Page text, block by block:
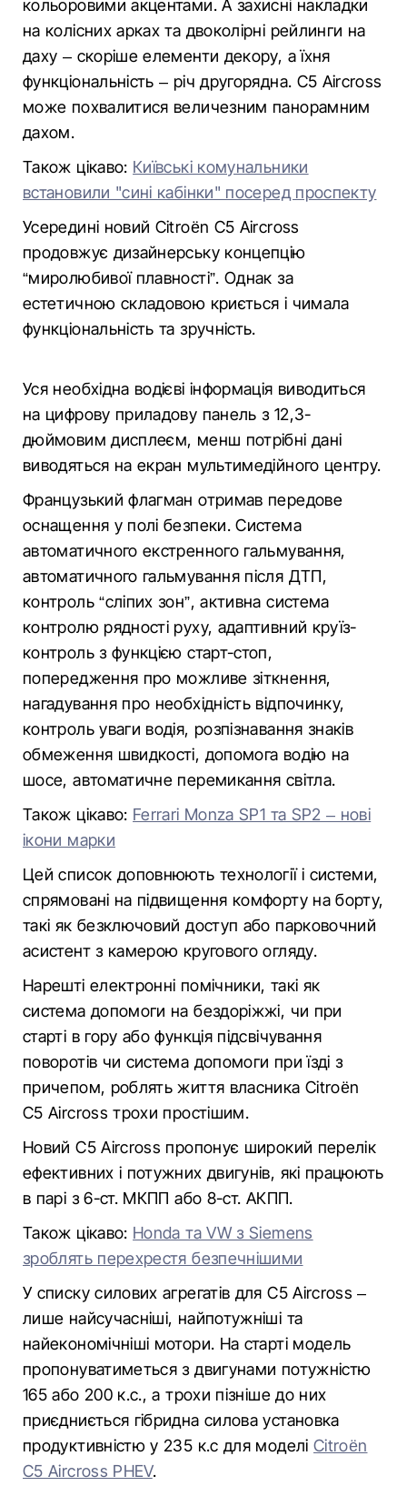
кольоровими акцентами. А захисні накладки
на колісних арках та двоколірні рейлинги на
даху – скоріше елементи декору, а їхня
функціональність – річ другорядна. C5 Aircross
може похвалитися величезним панорамним
дахом.
Також цікаво: Київські комунальники
встановили "сині кабінки" посеред проспекту
Усередині новий Citroën C5 Aircross
продовжує дизайнерську концепцію
“миролюбивої плавності”. Однак за
естетичною складовою криється і чимала
функціональність та зручність.
Уся необхідна водієві інформація виводиться
на цифрову приладову панель з 12,3-
дюймовим дисплеєм, менш потрібні дані
виводяться на екран мультимедійного центру.
Французький флагман отримав передове
оснащення у полі безпеки. Система
автоматичного екстренного гальмування,
автоматичного гальмування після ДТП,
контроль “сліпих зон”, активна система
контролю рядності руху, адаптивний круїз-
контроль з функцією старт-стоп,
попередження про можливе зіткнення,
нагадування про необхідність відпочинку,
контроль уваги водія, розпізнавання знаків
обмеження швидкості, допомога водію на
шосе, автоматичне перемикання світла.
Також цікаво: Ferrari Monza SP1 та SP2 – нові
ікони марки
Цей список доповнюють технології і системи,
спрямовані на підвищення комфорту на борту,
такі як безключовий доступ або парковочний
асистент з камерою кругового огляду.
Нарешті електронні помічники, такі як
система допомоги на бездоріжжі, чи при
старті в гору або функція підсвічування
поворотів чи система допомоги при їзді з
причепом, роблять життя власника Citroën
C5 Aircross трохи простішим.
Новий C5 Aircross пропонує широкий перелік
ефективних і потужних двигунів, які працюють
в парі з 6-ст. МКПП або 8-ст. АКПП.
Також цікаво: Honda та VW з Siemens
зроблять перехрестя безпечнішими
У списку силових агрегатів для C5 Aircross –
лише найсучасніші, найпотужніші та
найекономічніші мотори. На старті модель
пропонуватиметься з двигунами потужністю
165 або 200 к.с., а трохи пізніше до них
приєдниється гібридна силова установка
продуктивністю у 235 к.с для моделі Citroën
C5 Aircross PHEV.